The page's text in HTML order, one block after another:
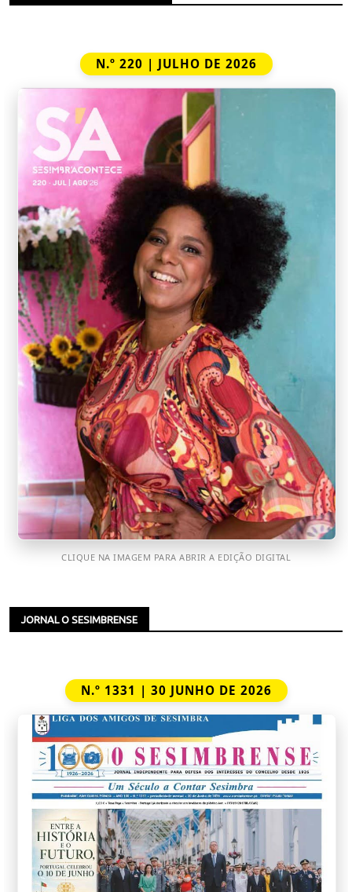
N.º 220 | JULHO DE 2026
CLIQUE NA IMAGEM PARA ABRIR A EDIÇÃO DIGITAL
JORNAL O SESIMBRENSE
N.º 1331 | 30 JUNHO DE 2026